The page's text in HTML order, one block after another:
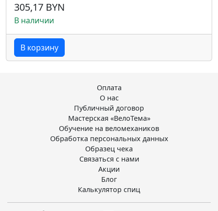
305,17 BYN
В наличии
В корзину
Оплата
О нас
Публичный договор
Мастерская «ВелоТема»
Обучение на веломехаников
Обработка персональных данных
Образец чека
Связаться с нами
Акции
Блог
Калькулятор спиц